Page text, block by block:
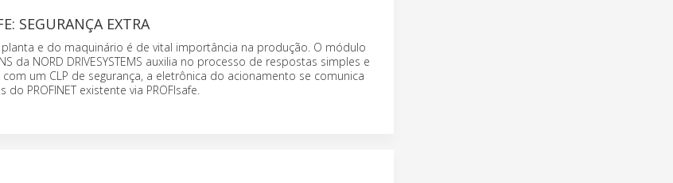
SEGURANÇA EXTRA
planta e do maquinário é de vital importância na produção. O módulo
da NORD DRIVESYSTEMS auxilia no processo de respostas simples e
um CLP de segurança, a eletrônica do acionamento se comunica
PROFINET existente via PROFIsafe.